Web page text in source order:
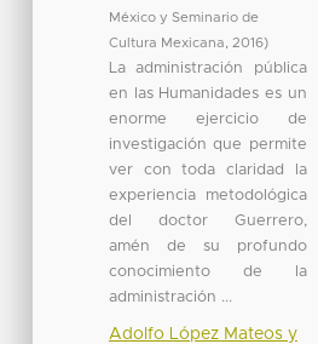
México y Seminario de
Cultura Mexicana
2016)
La administración pública
en las Humanidades es un
enorme ejercicio de
investigación que permite
ver con toda claridad la
experiencia metodológica
del doctor Guerrero,
amén de su profundo
conocimiento de la
administración ...
Adolfo López Mateos y